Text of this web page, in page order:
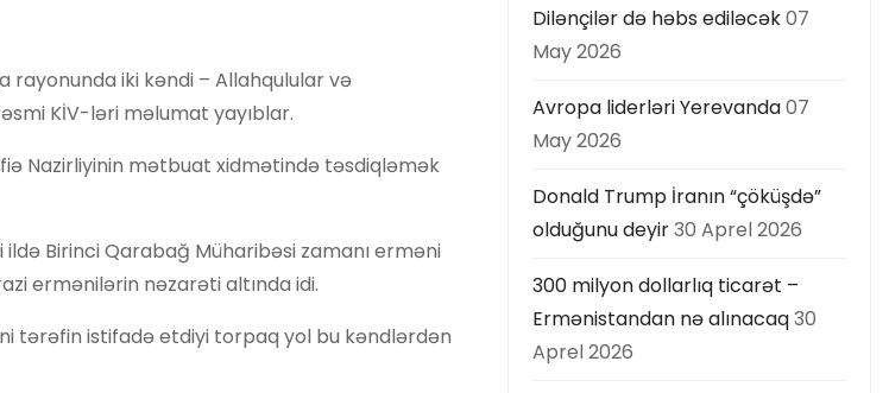
rayonunda iki kəndi – Allahqulular və
KİV-ləri məlumat yayıblar.
Nazirliyinin mətbuat xidmətində təsdiqləmək
ildə Birinci Qarabağ Müharibəsi zamanı erməni
ermənilərin nəzarəti altında idi.
tərəfin istifadə etdiyi torpaq yol bu kəndlərdən
Dilənçilər də həbs ediləcək07
May 2026
Avropa liderləri Yerevanda07
May 2026
Donald Trump İranın “çöküşdə”
olduğunu deyir30 Aprel 2026
300 milyon dollarlıq ticarət –
Ermənistandan nə alınacaq30
Aprel 2026